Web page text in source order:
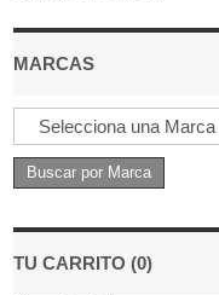
MARCAS
TU CARRITO (0)